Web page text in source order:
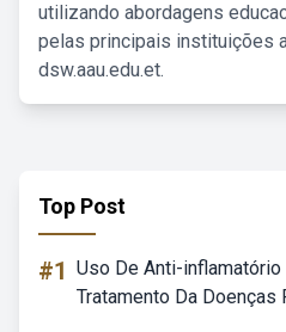
utilizando abordagens
pelas principais instituições
dsw.aau.edu.et.
Top Post
#1 Uso De Anti-
Tratamento Da Doenças